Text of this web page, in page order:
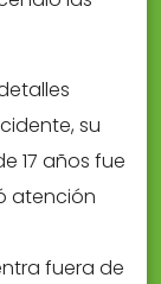
su
17 años fue
atención
fuera de